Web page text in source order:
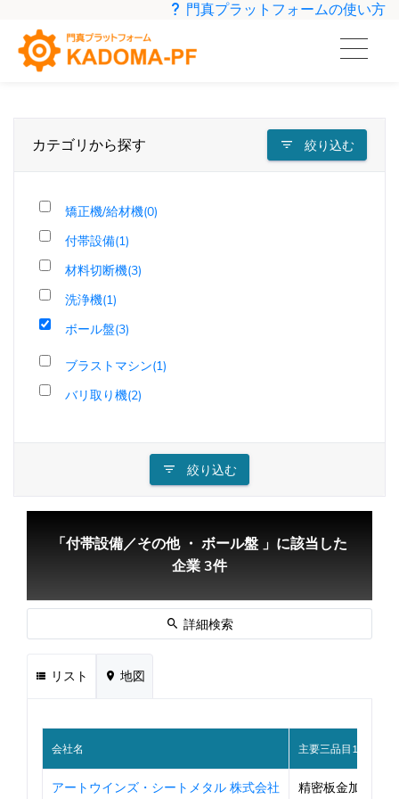
門真プラットフォームの使い方
カテゴリから探す 絞り込む
矯正機/給材機(0)
付帯設備(1)
材料切断機(3)
洗浄機(1)
ボール盤(3)
ブラストマシン(1)
バリ取り機(2)
絞り込む
「付帯設備／その他 ・ ボール盤 」に該当した
企業 3件
詳細検索
リスト 地図
会社名 主要三品目1
アートウインズ・シートメタル 株式会社 精密板金加工品